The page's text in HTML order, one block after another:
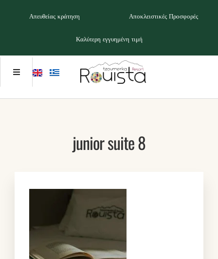
Απευθείας κράτηση Αποκλειστικές Προσφορές
Καλύτερη εγγυημένη τιμή
junior suite 8